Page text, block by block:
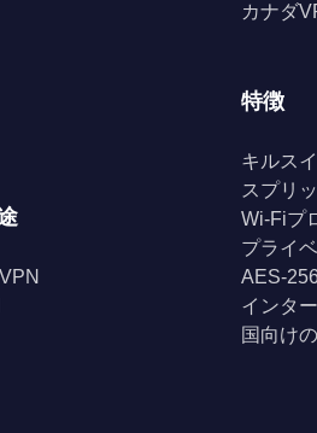
カナダ
特徴
キルス
スプリ
Wi-Fiプ
プライ
AES-
インタ
国向け